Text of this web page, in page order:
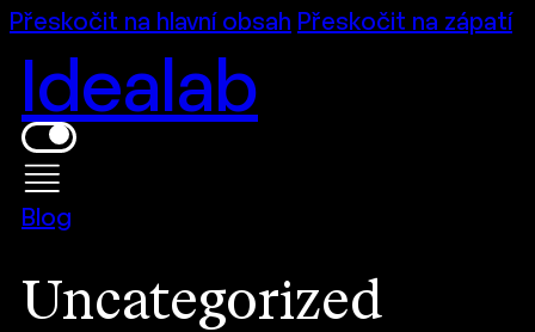
Přeskočit na hlavní obsah Přeskočit na zápatí
Idealab
Blog
Uncategorized